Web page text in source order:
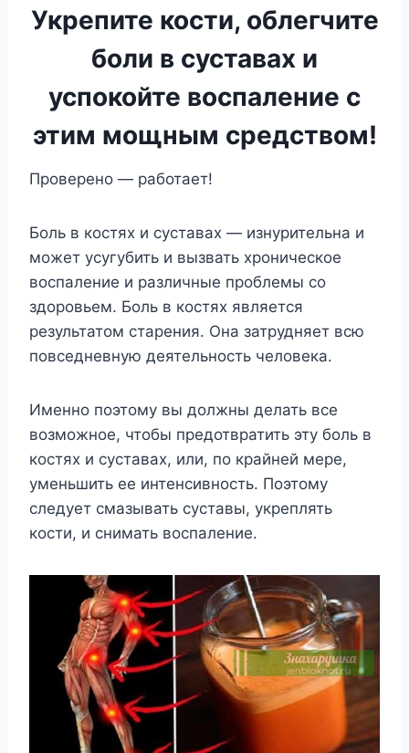
Укрепите кости, облегчите
боли в суставах и
успокойте воспаление с
этим мощным средством!
Проверено — работает!
Боль в костях и суставах — изнурительна и
может усугубить и вызвать хроническое
воспаление и различные проблемы со
здоровьем. Боль в костях является
результатом старения. Она затрудняет всю
повседневную деятельность человека.
Именно поэтому вы должны делать все
возможное, чтобы предотвратить эту боль в
костях и суставах, или, по крайней мере,
уменьшить ее интенсивность. Поэтому
следует смазывать суставы, укреплять
кости, и снимать воспаление.